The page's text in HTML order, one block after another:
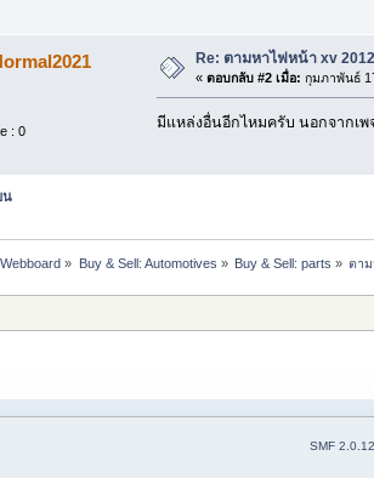
: 0
Re: ตามหาไฟหน้า xv
« ตอบกลับ #2 เมื่อ: กุมภาพันธ์
มีแหล่งอื่นอีกไหมครับ นอกจากเพ
น
» Buy & Sell: Automotives » Buy & Sell: parts » ตา
SMF 2.0.12